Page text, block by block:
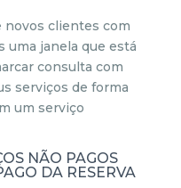
novos clientes com
uma janela que está
consulta com
serviços de forma
um serviço
NÃO PAGOS
DA RESERVA